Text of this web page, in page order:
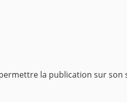
la publication sur son